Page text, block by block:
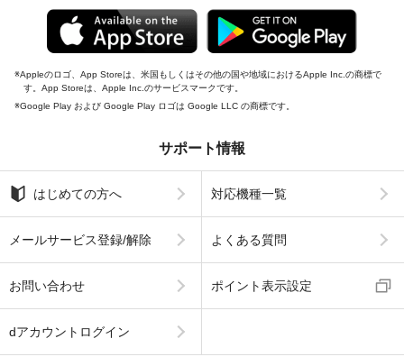
Appleのロゴ、App Storeは、米国もしくはその他の国や地域におけるApple Inc.の商標で
す。App Storeは、Apple Inc.のサービスマークです。
Google Play および Google Play ロゴは Google LLC の商標です。
サポート情報
はじめての方へ 対応機種一覧
メールサービス登録/解除 よくある質問
お問い合わせ ポイント表示設定
dアカウントログイン